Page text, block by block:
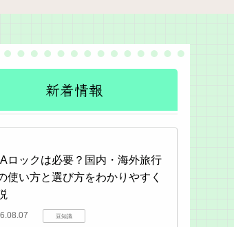
新着情報
ロックは必要？国内・海外旅行
使い方と選び方をわかりやすく
豆知識